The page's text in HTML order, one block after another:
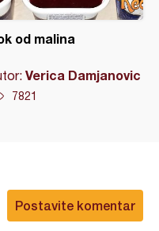
od malina
Verica Damjanovic
7821
Postavite komentar